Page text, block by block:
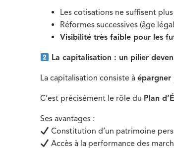
Les cotisations ne suffisent plus
Réformes successives (âge
Visibilité très faible pour les
La capitalisation : un pilier
La capitalisation consiste àépargner
C’est précisément le rôle du Plan
Ses avantages :
Constitution d’un patrimoine
Accès à la performance des